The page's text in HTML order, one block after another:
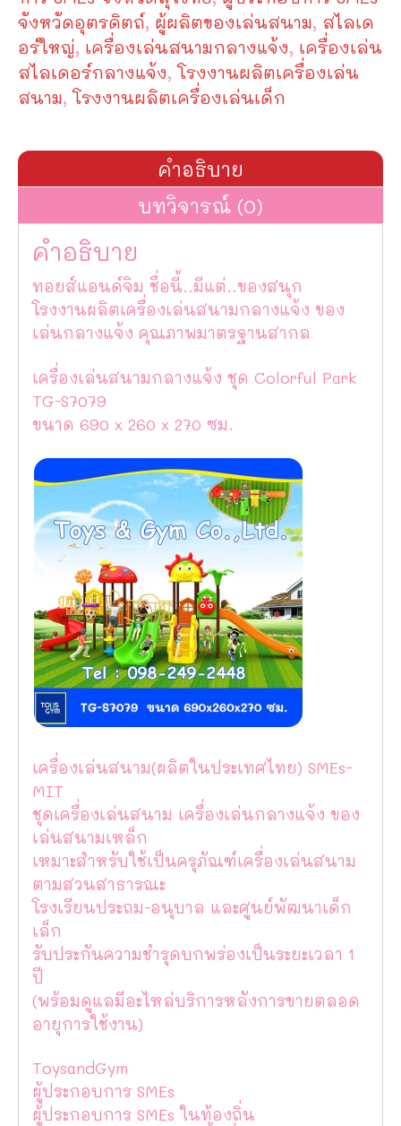
จังหวัดอุตรดิตถ์, ผู้ผลิตของเล่นสนาม, สไลเด
อร์ใหญ่, เครื่องเล่นสนามกลางแจ้ง, เครื่องเล่น
สไลเดอร์กลางแจ้ง,โรงงานผลิตเครื่องเล่น
สนาม,โรงงานผลิตเครื่องเล่นเด็ก
คำอธิบาย
บทวิจารณ์ (0)
คำอธิบาย
ทอยส์แอนด์จิม ชื่อนี้..มีแต่..ของสนุก
โรงงานผลิตเครื่องเล่นสนามกลางแจ้ง ของ
เล่นกลางแจ้ง คุณภาพมาตรฐานสากล
เครื่องเล่นสนามกลางแจ้ง ชุด Colorful Park
TG-S7079
ขนาด 690 x 260 x 270 ซม.
เครื่องเล่นสนาม(ผลิตในประเทศไทย) SMEs-
MIT
ชุดเครื่องเล่นสนาม เครื่องเล่นกลางแจ้ง ของ
เล่นสนามเหล็ก
เหมาะสำหรับใช้เป็นครุภัณฑ์เครื่องเล่นสนาม
ตามสวนสาธารณะ
โรงเรียนประถม-อนุบาล และศูนย์พัฒนาเด็ก
เล็ก
รับประกันความชำรุดบกพร่องเป็นระยะเวลา 1
ปี
(พร้อมดูแลมีอะไหล่บริการหลังการขายตลอด
อายุการใช้งาน)
ToysandGym
ผู้ประกอบการ SMEs
ผู้ประกอบการ SMEs ในท้องถิ่น